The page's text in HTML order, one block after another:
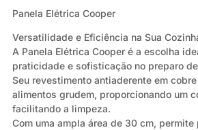
Panela Elétrica Cooper
Versatilidade e Eficiência na Sua
A Panela Elétrica Cooper é a escolha
praticidade e sofisticação no preparo
Seu revestimento antiaderente em
alimentos grudem, proporcionando um
facilitando a limpeza.
Com uma ampla área de 30 cm,